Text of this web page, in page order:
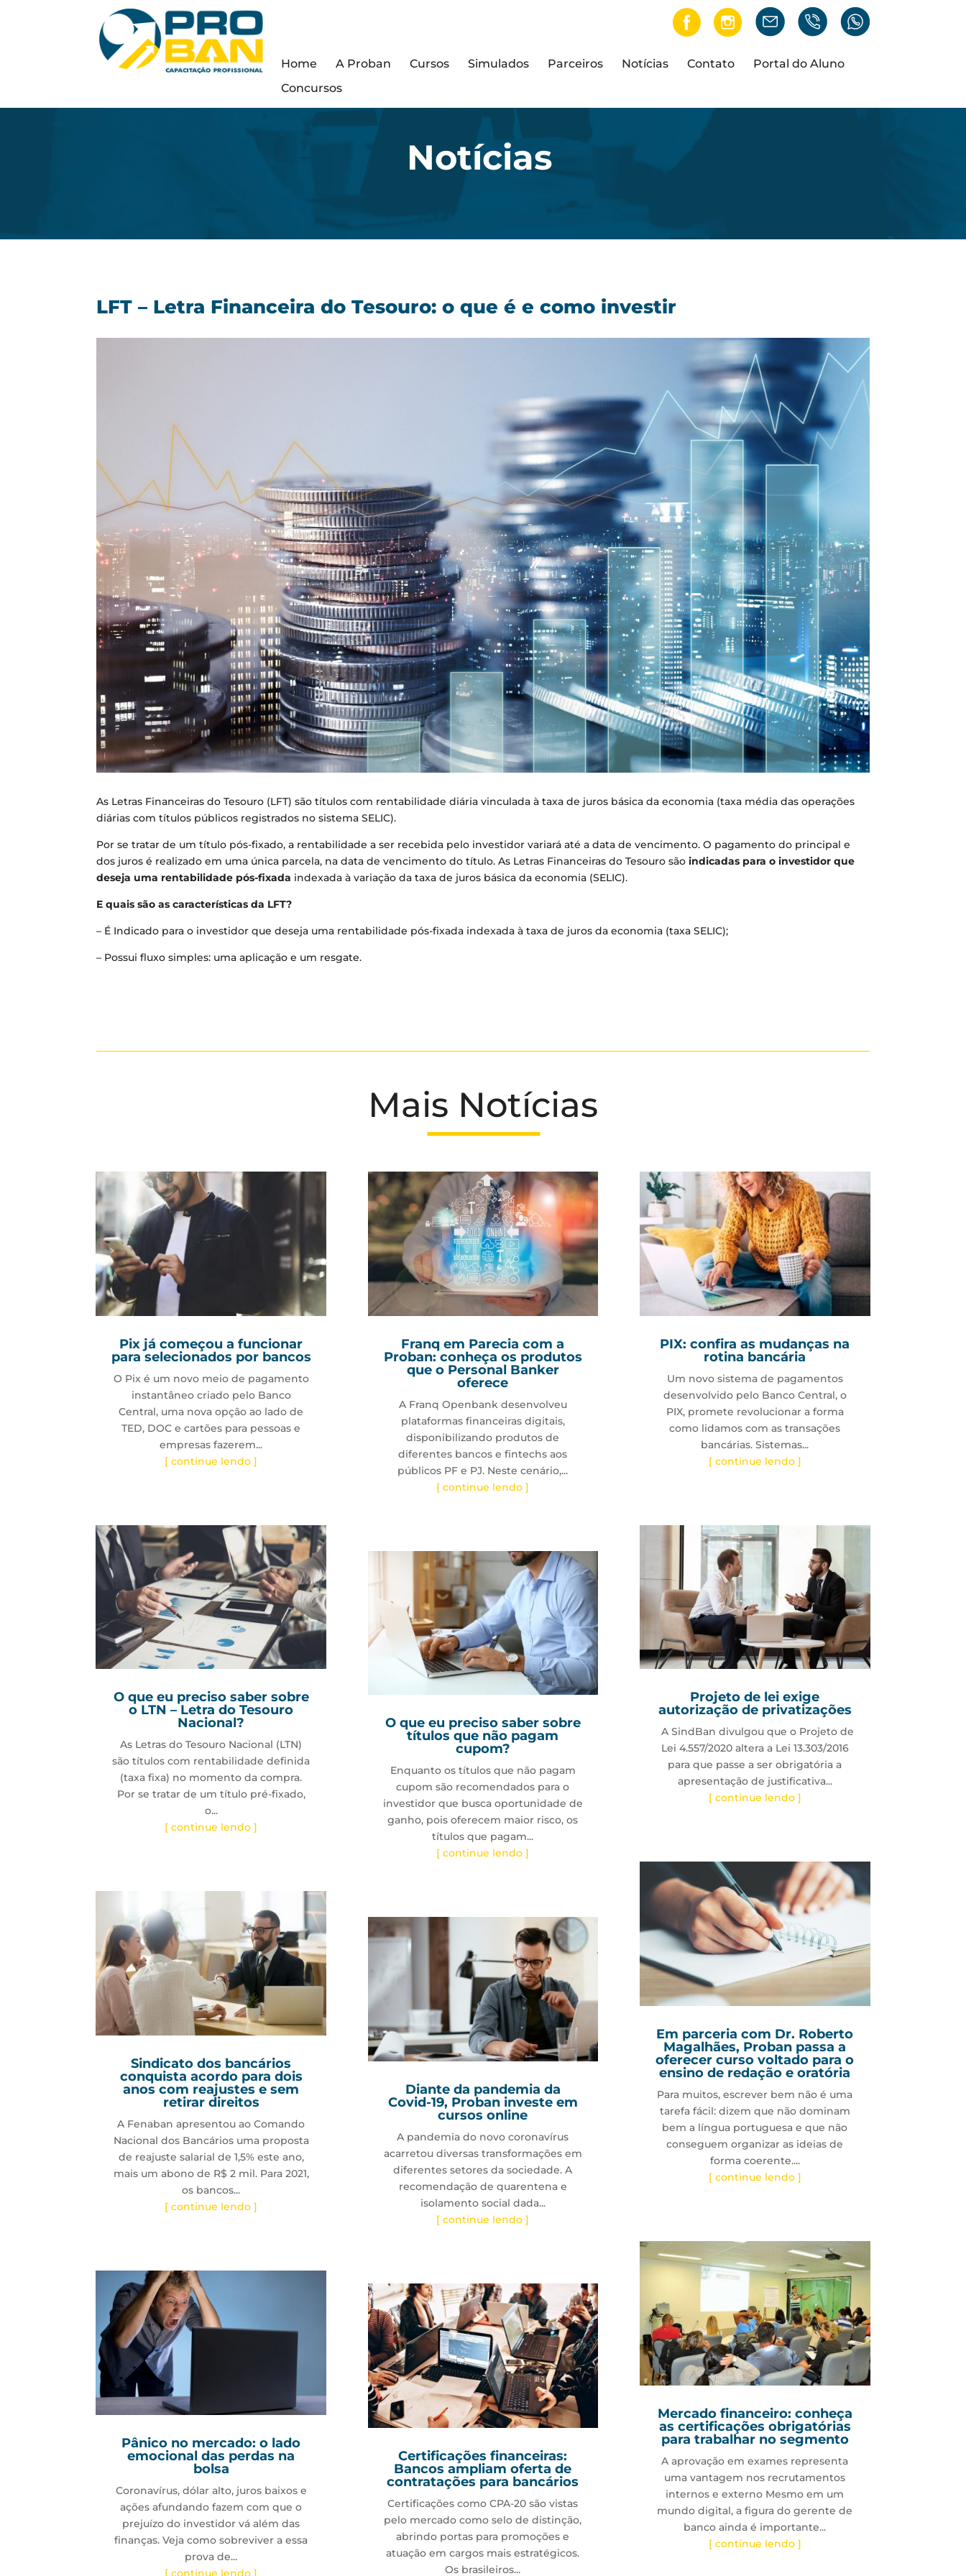
Home A Proban Cursos Simulados Parceiros Notícias Contato
Portal do Aluno
Concursos
Notícias
LFT – Letra Financeira do Tesouro: o que é e como investir
As Letras Financeiras do Tesouro (LFT) são títulos com rentabilidade diária vinculada à taxa de juros básica da economia (taxa média das operações
diárias com títulos públicos registrados no sistema SELIC).
Por se tratar de um título pós-fixado, a rentabilidade a ser recebida pelo investidor variará até a data de vencimento. O pagamento do principal e
dos juros é realizado em uma única parcela, na data de vencimento do título. As Letras Financeiras do Tesouro sãoindicadas para o investidor que
deseja uma rentabilidade pós-fixada indexada à variação da taxa de juros básica da economia (SELIC).
E quais são as características da LFT?
– É Indicado para o investidor que deseja uma rentabilidade pós-fixada indexada à taxa de juros da economia (taxa SELIC);
– Possui fluxo simples: uma aplicação e um resgate.
Mais Notícias
Pix já começou a funcionar
para selecionados por bancos
O Pix é um novo meio de pagamento
instantâneo criado pelo Banco
Central, uma nova opção ao lado de
TED, DOC e cartões para pessoas e
empresas fazerem...
[ continue lendo ]
O que eu preciso saber sobre
o LTN – Letra do Tesouro
Nacional?
As Letras do Tesouro Nacional (LTN)
são títulos com rentabilidade definida
(taxa fixa) no momento da compra.
Por se tratar de um título pré-fixado,
o...
[ continue lendo ]
Sindicato dos bancários
conquista acordo para dois
anos com reajustes e sem
retirar direitos
A Fenaban apresentou ao Comando
Nacional dos Bancários uma proposta
de reajuste salarial de 1,5% este ano,
mais um abono de R$ 2 mil. Para 2021,
os bancos...
[ continue lendo ]
Pânico no mercado: o lado
emocional das perdas na
bolsa
Coronavírus, dólar alto, juros baixos e
ações afundando fazem com que o
prejuízo do investidor vá além das
finanças. Veja como sobreviver a essa
prova de...
[ continue lendo ]
Franq em Parecia com a
Proban: conheça os produtos
que o Personal Banker
oferece
A Franq Openbank desenvolveu
plataformas financeiras digitais,
disponibilizando produtos de
diferentes bancos e fintechs aos
públicos PF e PJ. Neste cenário,...
[ continue lendo ]
O que eu preciso saber sobre
títulos que não pagam
cupom?
Enquanto os títulos que não pagam
cupom são recomendados para o
investidor que busca oportunidade de
ganho, pois oferecem maior risco, os
títulos que pagam...
[ continue lendo ]
Diante da pandemia da
Covid-19, Proban investe em
cursos online
A pandemia do novo coronavírus
acarretou diversas transformações em
diferentes setores da sociedade. A
recomendação de quarentena e
isolamento social dada...
[ continue lendo ]
Certificações financeiras:
Bancos ampliam oferta de
contratações para bancários
Certificações como CPA-20 são vistas
pelo mercado como selo de distinção,
abrindo portas para promoções e
atuação em cargos mais estratégicos.
Os brasileiros...
PIX: confira as mudanças na
rotina bancária
Um novo sistema de pagamentos
desenvolvido pelo Banco Central, o
PIX, promete revolucionar a forma
como lidamos com as transações
bancárias. Sistemas...
[ continue lendo ]
Projeto de lei exige
autorização de privatizações
A SindBan divulgou que o Projeto de
Lei 4.557/2020 altera a Lei 13.303/2016
para que passe a ser obrigatória a
apresentação de justificativa...
[ continue lendo ]
Em parceria com Dr. Roberto
Magalhães, Proban passa a
oferecer curso voltado para o
ensino de redação e oratória
Para muitos, escrever bem não é uma
tarefa fácil: dizem que não dominam
bem a língua portuguesa e que não
conseguem organizar as ideias de
forma coerente....
[ continue lendo ]
Mercado financeiro: conheça
as certificações obrigatórias
para trabalhar no segmento
A aprovação em exames representa
uma vantagem nos recrutamentos
internos e externo Mesmo em um
mundo digital, a figura do gerente de
banco ainda é importante...
[ continue lendo ]